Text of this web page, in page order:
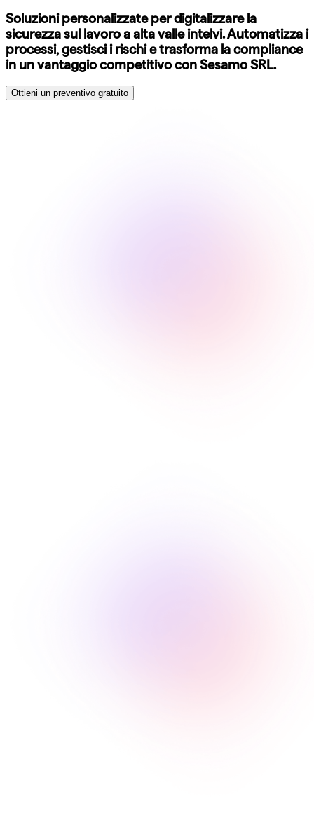
Soluzioni personalizzate per digitalizzare la
sicurezza sul lavoro a alta valle intelvi. Automatizza i
processi, gestisci i rischi e trasforma la compliance
in un vantaggio competitivo con Sesamo SRL.
Ottieni un preventivo gratuito